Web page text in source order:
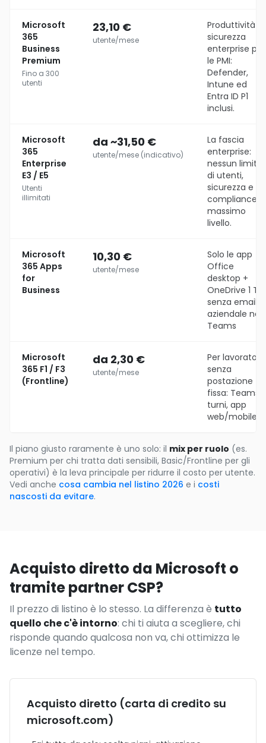
Microsoft
365
Business
Premium
Fino a 300
utenti
23,10 €
utente/mese
Produttività +
sicurezza
enterprise per
le PMI:
Defender,
Intune ed
Entra ID P1
inclusi.
Microsoft
365
Enterprise
E3 / E5
Utenti
illimitati
da ~31,50 €
utente/mese (indicativo)
La fascia
enterprise:
nessun limite
di utenti,
sicurezza e
compliance al
massimo
livello.
Microsoft
365 Apps
for
Business
10,30 €
utente/mese
Solo le app
Office
desktop +
OneDrive 1 TB,
senza email
aziendale né
Teams
Microsoft
365 F1 / F3
(Frontline)
da 2,30 €
utente/mese
Per lavoratori
senza
postazione
fissa: Teams,
turni, app
web/mobile
Il piano giusto raramente è uno solo: il mix per ruolo (es.
Premium per chi tratta dati sensibili, Basic/Frontline per gli
operativi) è la leva principale per ridurre il costo per utente.
Vedi anche cosa cambia nel listino 2026 e i costi
nascosti da evitare.
Acquisto diretto da Microsoft o
tramite partner CSP?
Il prezzo di listino è lo stesso. La differenza è tutto
quello che c'è intorno: chi ti aiuta a scegliere, chi
risponde quando qualcosa non va, chi ottimizza le
licenze nel tempo.
Acquisto diretto (carta di credito su
microsoft.com)